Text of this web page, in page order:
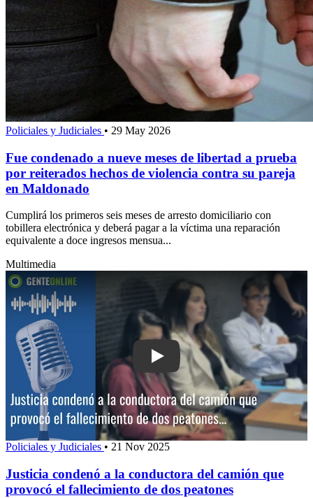
Policiales y Judiciales • 29 May 2026
Fue condenado a nueve meses de libertad a prueba
por reiterados hechos de violencia contra su pareja
en Maldonado
Cumplirá los primeros seis meses de arresto domiciliario con
tobillera electrónica y deberá pagar a la víctima una reparación
equivalente a doce ingresos mensua...
Multimedia
Play: Justicia condenó a la
Policiales y Judiciales • 21 Nov 2025
Justicia condenó a la conductora del camión que
provocó el fallecimiento de dos peatones